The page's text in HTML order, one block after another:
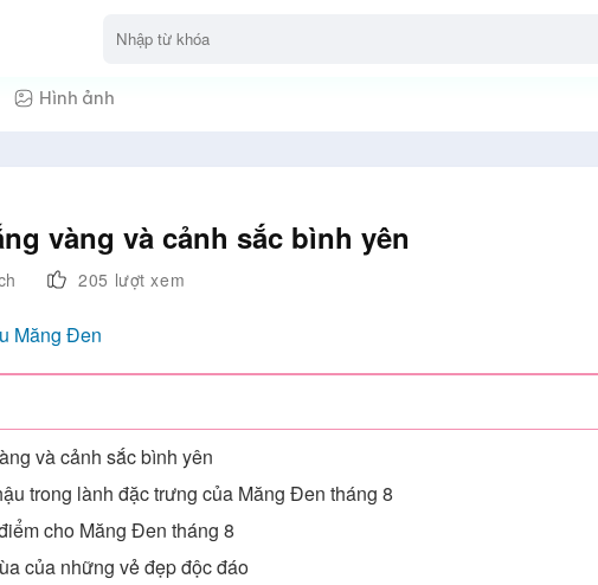
Hình ảnh
vàng và cảnh sắc bình yên
205 lượt xem
Măng Đen
và cảnh sắc bình yên
trong lành đặc trưng của Măng Đen tháng 8
cho Măng Đen tháng 8
của những vẻ đẹp độc đáo